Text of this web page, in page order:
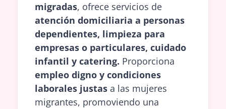
migradas, ofrece servicios de
atención domiciliaria a personas
dependientes, limpieza para
empresas o particulares, cuidado
infantil y catering. Proporciona
empleo digno y condiciones
laborales justas a las mujeres
migrantes, promoviendo una